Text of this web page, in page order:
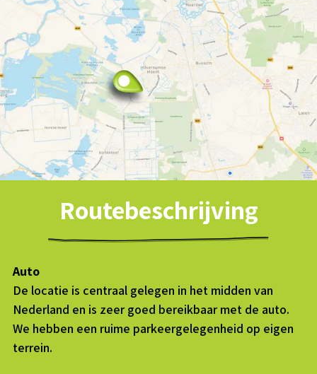
Routebeschrijving
Auto
De locatie is centraal gelegen in het midden van
Nederland en is zeer goed bereikbaar met de auto.
We hebben een ruime parkeergelegenheid op eigen
terrein.